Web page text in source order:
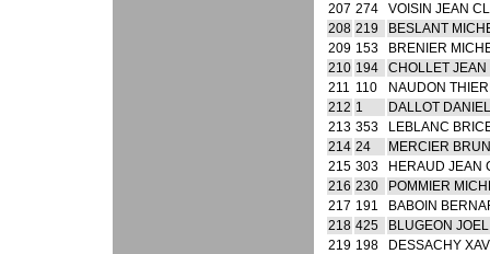
207 274
VOISIN JEAN
208 219
BESLANT
209 153
BRENIER
210 194
CHOLLET JEAN
211 110
NAUDON
212 1
DALLOT DANIEL
213 353
LEBLANC
214 24
MERCIER
215 303
HERAUD JEAN
216 230
POMMIER
217 191
BABOIN
218 425
BLUGEON JOEL
219 198
DESSACHY